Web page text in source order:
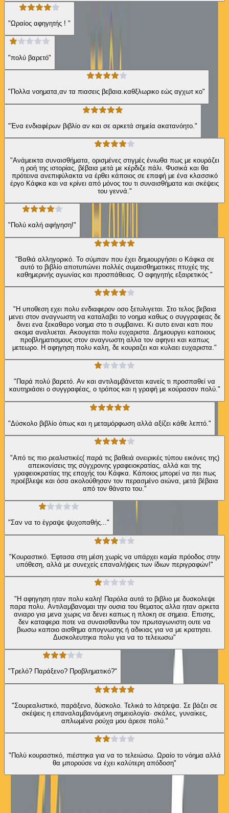
"Ωραίος αφηγητής ! "
"πολύ βαρετό"
"Πολλα νοηματα,αν τα πιασεις βεβαια.καθξλωρικο εώς αγχωτ κο"
"Ένα ενδιαφέρων βιβλίο αν και σε αρκετά σημεία ακατανόητο."
"Ανάμεικτα συναισθήματα, ορισμένες στιγμές ένιωθα πως με κουράζει
η ροή της ιστορίας, βέβαια μετά με κέρδιζε πάλι. Φυσικά και θα
πρότεινα ανεπιφύλακτα να έρθει κάποιος σε επαφή με ένα κλασσικό
έργο Κάφκα και να κρίνει από μόνος του τι συναισθήματα και σκέψεις
του γεννά."
"Πολύ καλή αφήγηση!"
"Βαθιά αλληγορικό. Το σύμπαν που έχει δημιουργήσει ο Κάφκα σε
αυτό το βιβλίο αποτυπώνει πολλές συμαισθηματικες πτυχές της
καθημερινής αγωνίας και προσπάθειας. Ο αφηγητής εξαιρετικός "
"Η υποθεση εχει πολυ ενδιαφερον οσο ξετυλιγεται. Στο τελος βεβαια
μενει στον αναγνωστη να καταλαβει το νοημα καθως ο συγγραφεας δε
δινει ενα ξεκαθαρο νοημα στο τι συμβαινει. Κι αυτο ειναι κατι που
ακομα αναλυεται. Ακουγεται πολυ ευχαριστα. Δημιουργει καποιους
προβληματισμους στον αναγνωστη αλλα τον αφηνει και καπως
μετεωρο. Η αφηγηση πολυ καλη, δε κουραζει και κυλαει ευχαριστα."
"Παρά πολύ βαρετό. Αν και αντιλαμβάνεται κανείς τι προσπαθεί να
καυτηριάσει ο συγγραφέας, ο τρόπος και η γραφή με κούρασαν πολύ."
"Δύσκολο βιβλίο όπως και η μεταμόρφωση αλλά αξίζει κάθε λεπτό."
"Από τις πιο ρεαλιστικές( παρά τις βαθειά ονειρικές τύπου εικόνες της)
απεικονίσεις της σύγχρονης γραφειοκρατίας, αλλά και της
γραφειοκρατίας της εποχής του Κάφκα. Κάποιος μπορεί να πει πως
προέβλεψε και όσα ακολούθησαν τον περασμένο αιώνα, μετά βέβαια
από τον θάνατο του."
"Σαν να το έγραψε ψυχοπαθής..."
"Κουραστικό. Έφτασα στη μέση χωρίς να υπάρχει καμία πρόοδος στην
υπόθεση, αλλά με συνεχείς επαναλήψεις των ίδιων περιγραφών!"
"Η αφηγηση ηταν πολυ καλη! Παρόλα αυτά το βιβλιο με δυσκολεψε
παρα πολυ. Αντιλαμβανομαι την ουσια του θεματος αλλα ηταν αρκετα
ανιαρο για μενα χωρις να δενει καπως η πλοκη σε σημεια. Επισης,
δεν καταφερα ποτε να συναισθανθω τον πρωταγωνιστη ουτε να
βιωσω καποιο αισθημα απογνωσης ή αδικιας για να με κρατησει.
Δυσκολευτηκα πολυ για να το τελειωσω"
"Τρελό? Παράξενο? Προβληματικό?"
"Σουρεαλιστικό, παράξενο, δύσκολο. Τελικά το λάτρεψα. Σε βάζει σε
σκέψεις η επαναλαμβανόμενη σημειολογία· σκάλες, γυναίκες,
απλωμένα ρούχα μου άρεσε πολύ."
"Πολύ κουραστικό, πιέστηκα για να το τελειώσω. Ωραίο το νόημα αλλά
θα μπορούσε να έχει καλύτερη απόδοση"
Από την ίδια σειρά